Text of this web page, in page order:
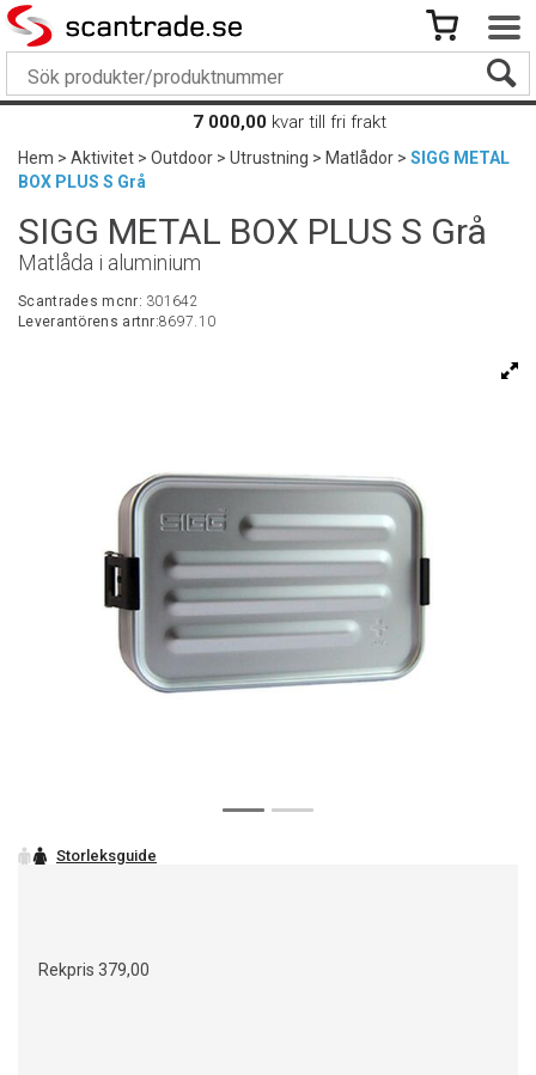
7 000,00 kvar till fri frakt
Hem>Aktivitet>Outdoor>Utrustning>Matlådor>SIGG METAL
BOX PLUS S Grå
SIGG METAL BOX PLUS S Grå
Matlåda i aluminium
Scantrades mcnr: 301642
Leverantörens artnr:8697.10
Rekpris 379,00